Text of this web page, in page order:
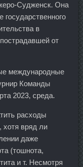
Судженск. Она
государственного
в
от
международные
Команды
2023, среда.
расходы
вряд ли
даже
(тошнота,
и т. Несмотря